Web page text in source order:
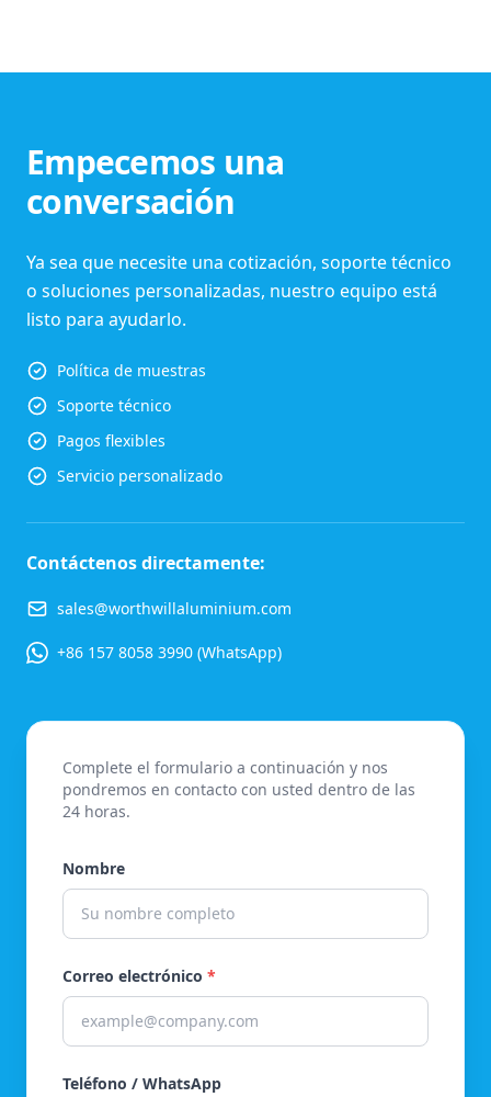
Empecemos una
conversación
Ya sea que necesite una cotización, soporte técnico
o soluciones personalizadas, nuestro equipo está
listo para ayudarlo.
Política de muestras
Soporte técnico
Pagos flexibles
Servicio personalizado
Contáctenos directamente:
sales@worthwillaluminium.com
+86 157 8058 3990 (WhatsApp)
Complete el formulario a continuación y nos
pondremos en contacto con usted dentro de las
24 horas.
Nombre
Correo electrónico *
Teléfono / WhatsApp